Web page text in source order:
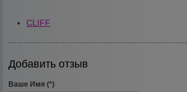
CLIFF
Добавить отзыв
Ваше Имя (*)